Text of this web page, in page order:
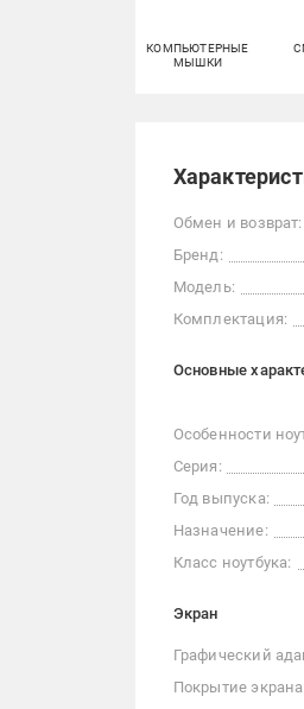
КОМПЬЮТЕРНЫЕ
МЫШКИ
Обмен и возврат:
Бренд:
Модель:
Комплектация:
Основные
Особенности
Серия:
Год выпуска:
Назначение:
Класс ноутбука:
Экран
Графический
Покрытие экрана: